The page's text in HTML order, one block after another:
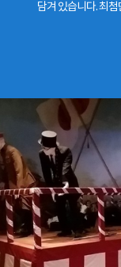
담겨 있습니다. 최